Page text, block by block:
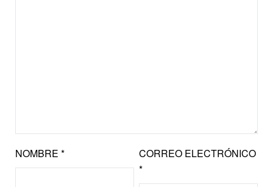
NOMBRE *
CORREO ELECTRÓNICO
*